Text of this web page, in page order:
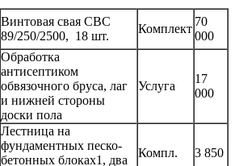
Винтовая свая СВС
89/250/2500, 18 шт.
Комплект
70
000
Обработка
антисептиком
обвязочного бруса, лаг
и нижней стороны
доски пола
Услуга
17
000
Лестница на
фундаментных песко-
бетонных блоках1, два
Компл. 3 850